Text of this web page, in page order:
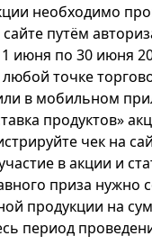
необходимо
путём
1 июня по 30 июня
точке
в мобильном
продуктов»
чек на
в акции и
приза нужно
продукции на
период